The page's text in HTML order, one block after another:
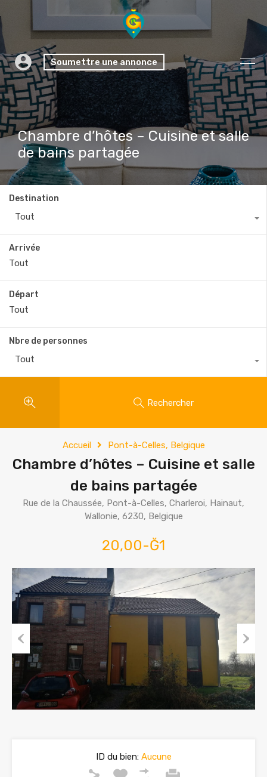
Soumettre une annonce
Chambre d’hôtes – Cuisine et salle
de bains partagée
Destination
Tout
Arrivée
Départ
Nbre de personnes
Tout
Rechercher
Accueil Pont-à-Celles, Belgique
Chambre d’hôtes – Cuisine et salle
de bains partagée
Rue de la Chaussée, Pont-à-Celles, Charleroi, Hainaut,
Wallonie, 6230, Belgique
20,00-Ğ1
Previous Next
ID du bien:Aucune